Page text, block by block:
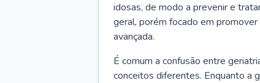
idosas, de modo a prevenir e
geral, porém focado em
avançada.
É comum a confusão entre
conceitos diferentes. Enquanto a